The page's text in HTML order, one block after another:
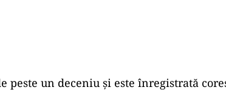
peste un deceniu și este înregistrată